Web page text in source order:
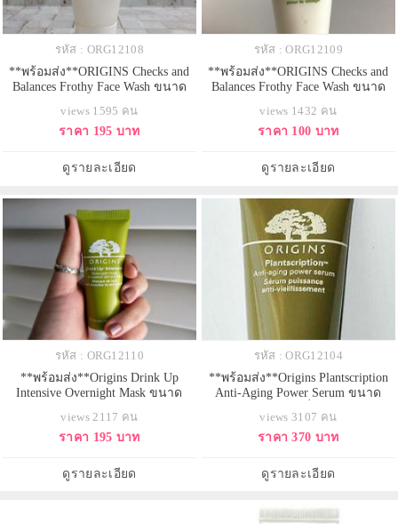
รหัส : ORG12108
**พร้อมส่ง**ORIGINS Checks and
Balances Frothy Face Wash ขนาด
นิยมที่คว้ารางวัลด้านความงามจาก
นิตยสารมากมาย ช่วยทำความ
ความมันส่วนเกินบริเวณ T-zone เติม
ความชุ่มชื่นให้ผิวเนียนนุ่ม ไม่แห้งตึง
views 1595 คน
ราคา 195 บาท
ดูรายละเอียด
รหัส : ORG12109
**พร้อมส่ง**ORIGINS Checks and
Balances Frothy Face Wash ขนาด
นิยมที่คว้ารางวัลด้านความงามจาก
นิตยสารมากมาย ช่วยทำความ
ความมันส่วนเกินบริเวณ T-zone เติม
ความชุ่มชื่นให้ผิวเนียนนุ่ม ไม่แห้งตึง
views 1432 คน
ราคา 100 บาท
ดูรายละเอียด
รหัส : ORG12110
**พร้อมส่ง**Origins Drink Up
Intensive Overnight Mask ขนาด
ช่วงกลางคืน เข้มข้นด้วยสารสกัด
จากธรรมชาติ ที่เติมระดับความชุ่ม
เสริมปราการโอบอุ้มป้องกันน้ำในผิว
ไม่ให้ระเหยไป ผิวจึงคงความชุ่มชื่น
views 2117 คน
ราคา 195 บาท
ดูรายละเอียด
รหัส : ORG12104
**พร้อมส่ง**Origins Plantscription
Anti-Aging Power Serum ขนาด
ล่าสุด เต็มเปี่ยมไปด้วยประสิทธิภาพ
ในการฟื้นบำรุงผิว ตรงเข้าดูแลทุก
ได้ถึงผิวที่ดูกระชับ อ่อนเยาว์เรียบ
เนียนขึ้น ด้วยสารสกัดจากเป
views 3107 คน
ราคา 370 บาท
ดูรายละเอียด